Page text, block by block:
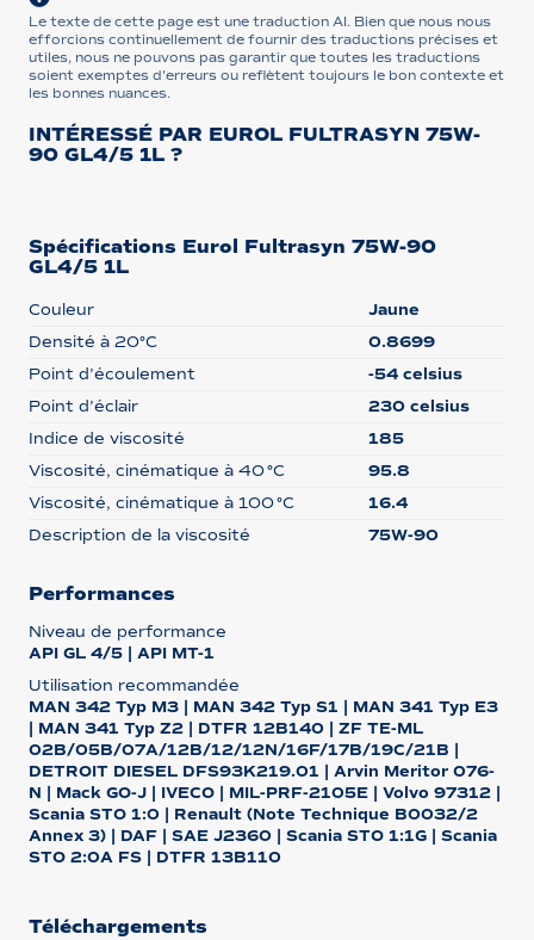
Le texte de cette page est une traduction AI. Bien que nous nous
efforcions continuellement de fournir des traductions précises et
utiles, nous ne pouvons pas garantir que toutes les traductions
soient exemptes d'erreurs ou reflètent toujours le bon contexte et
les bonnes nuances.
INTÉRESSÉ PAR EUROL FULTRASYN 75W-
90 GL4/5 1L ?
Spécifications Eurol Fultrasyn 75W-90
GL4/5 1L
Couleur
Jaune
Densité à 20°C
0.8699
Point d’écoulement
-54 celsius
Point d’éclair
230 celsius
Indice de viscosité
185
Viscosité, cinématique à 40 °C
95.8
Viscosité, cinématique à 100 °C
16.4
Description de la viscosité
75W-90
Performances
Niveau de performance
API GL 4/5 | API MT-1
Utilisation recommandée
MAN 342 Typ M3 | MAN 342 Typ S1 | MAN 341 Typ E3
| MAN 341 Typ Z2 | DTFR 12B140 | ZF TE-ML
02B/05B/07A/12B/12/12N/16F/17B/19C/21B |
DETROIT DIESEL DFS93K219.01 | Arvin Meritor 076-
N | Mack GO-J | IVECO | MIL-PRF-2105E | Volvo 97312 |
Scania STO 1:0 | Renault (Note Technique B0032/2
Annex 3) | DAF | SAE J2360 | Scania STO 1:1G | Scania
STO 2:0A FS | DTFR 13B110
Téléchargements